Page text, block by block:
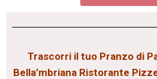
Trascorri il tuo Pranzo di
Bella’mbriana Ristorante